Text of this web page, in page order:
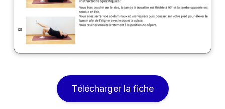
Télécharger la fiche